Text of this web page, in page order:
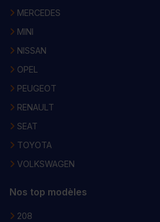
MERCEDES
MINI
NISSAN
OPEL
PEUGEOT
RENAULT
SEAT
TOYOTA
VOLKSWAGEN
Nos top modèles
208